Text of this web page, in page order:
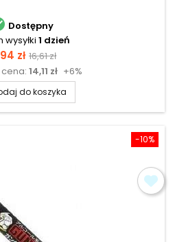
Dostępny
wysyłki 1 dzień
zł Cena
podstawowa
16,61 zł
14,11 zł +6%
do koszyka
-10%